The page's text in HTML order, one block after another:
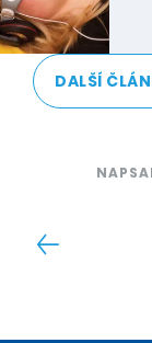
DALŠÍ